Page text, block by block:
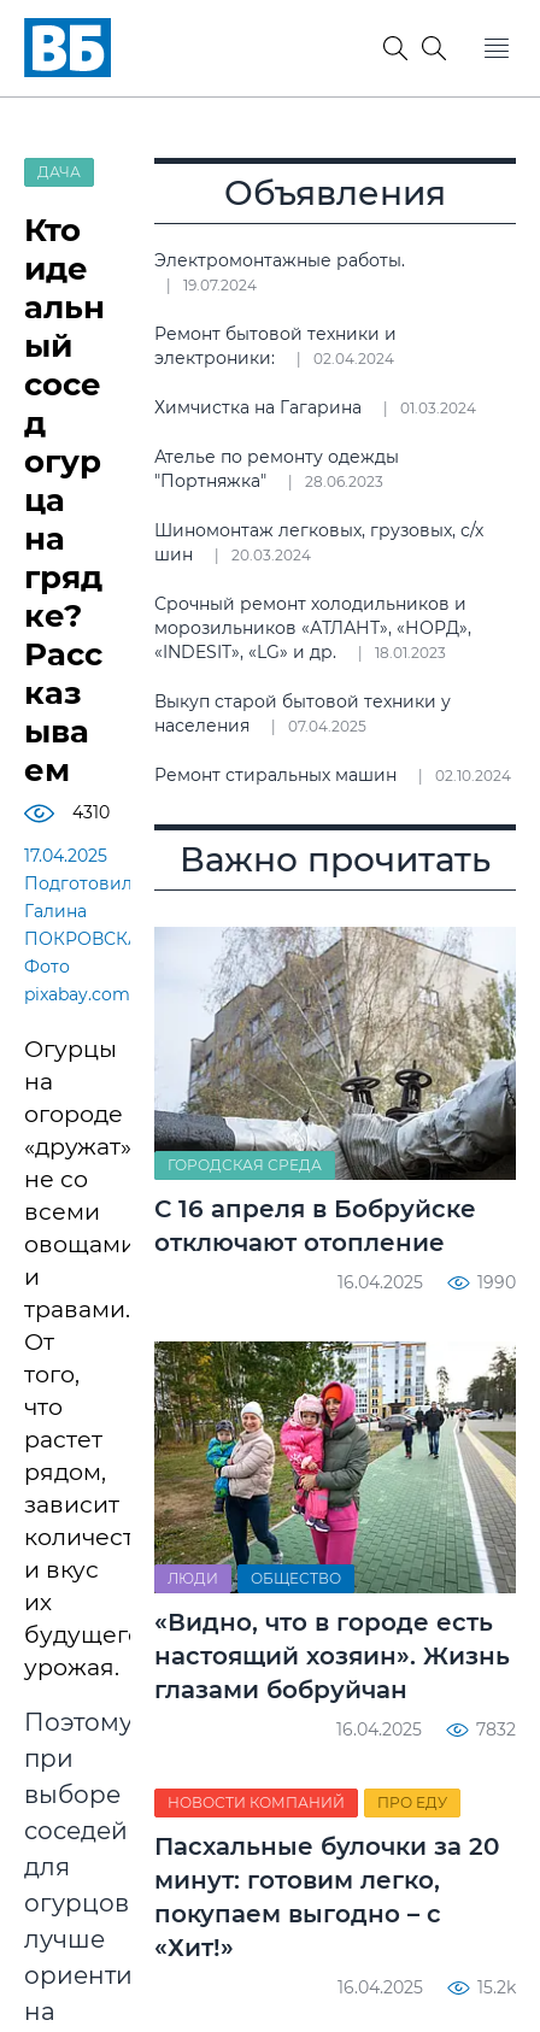
ДАЧА
Кто
иде
альн
ый
сосе
д
огур
ца
на
гряд
ке?
Расс
каз
ыва
ем
4310
17.04.2025
Подготовила
Галина
ПОКРОВСКАЯ.
Фото
pixabay.com
Огурцы
на
огороде
«дружат»
не со
всеми
овощами
и
травами.
От
того,
что
растет
рядом,
зависит
количество
и вкус
их
будущего
урожая.
Поэтому
при
выборе
соседей
для
огурцов
лучше
ориентироваться
на
Объявления
Электромонтажные работы.
19.07.2024
Ремонт бытовой техники и
электроники:
02.04.2024
Химчистка на Гагарина 01.03.2024
Ателье по ремонту одежды
"Портняжка"
28.06.2023
Шиномонтаж легковых, грузовых, с/х
шин
20.03.2024
Срочный ремонт холодильников и
морозильников «АТЛАНТ», «НОРД»,
«INDESIT», «LG» и др.
18.01.2023
Выкуп старой бытовой техники у
населения
07.04.2025
Ремонт стиральных машин 02.10.2024
Важно прочитать
ГОРОДСКАЯ СРЕДА
С 16 апреля в Бобруйске
отключают отопление
16.04.2025 1990
ЛЮДИ ОБЩЕСТВО
«Видно, что в городе есть
настоящий хозяин». Жизнь
глазами бобруйчан
16.04.2025 7832
НОВОСТИ КОМПАНИЙ ПРО ЕДУ
Пасхальные булочки за 20
минут: готовим легко,
покупаем выгодно – с
«Хит!»
16.04.2025 15.2k